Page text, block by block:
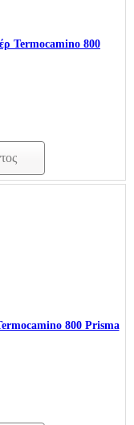
Termocamino 800
800 Prisma